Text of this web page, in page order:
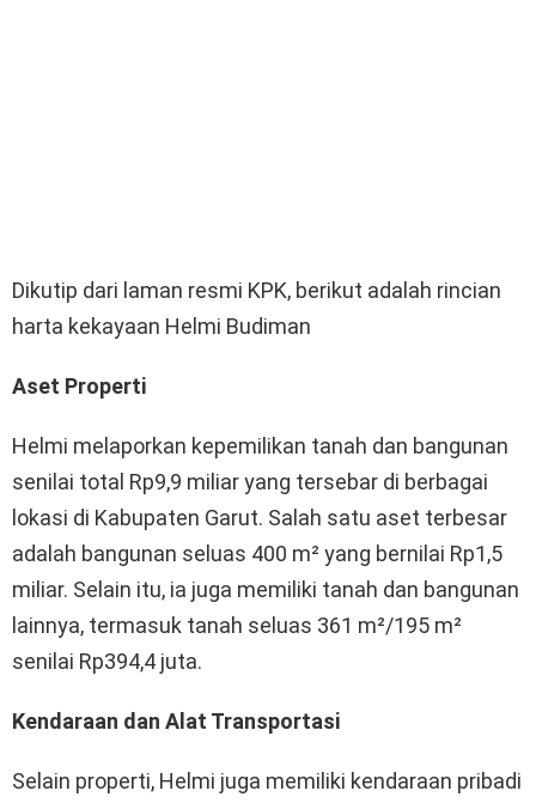
Dikutip dari laman resmi KPK, berikut adalah rincian
harta kekayaan Helmi Budiman
Aset Properti
Helmi melaporkan kepemilikan tanah dan bangunan
senilai total Rp9,9 miliar yang tersebar di berbagai
lokasi di Kabupaten Garut. Salah satu aset terbesar
adalah bangunan seluas 400 m² yang bernilai Rp1,5
miliar. Selain itu, ia juga memiliki tanah dan bangunan
lainnya, termasuk tanah seluas 361 m²/195 m²
senilai Rp394,4 juta.
Kendaraan dan Alat Transportasi
Selain properti, Helmi juga memiliki kendaraan pribadi